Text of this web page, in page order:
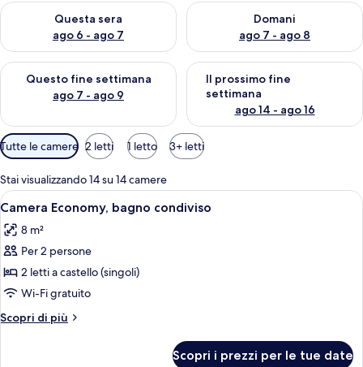
Questa sera
ago 6 - ago 7
Verifica la disponibilità per questa sera, ago 6 - ago 7
Domani
ago 7 - ago 8
Verifica la disponibilità per
Questo fine settimana
ago 7 - ago 9
Verifica la disponibilità per questo fine settimana, ago 7 - ago
Il prossimo fine
settimana
ago 14 - ago 16
Verifica la disponibilità per il
Filtri
disponibili
per
le
camere
Tutte le camere 2 letti 1 letto 3+ letti
Stai visualizzando 14 su 14 camere
Apri
tutte
le
foto
per
Camera
Economy,
bagno
Un letto a castello con una coperta
5
Camera Economy, bagno condiviso
8 m²
Per 2 persone
2 letti a castello (singoli)
Wi-Fi gratuito
Scopri di più
Altri
Scopri i prezzi per le tue date